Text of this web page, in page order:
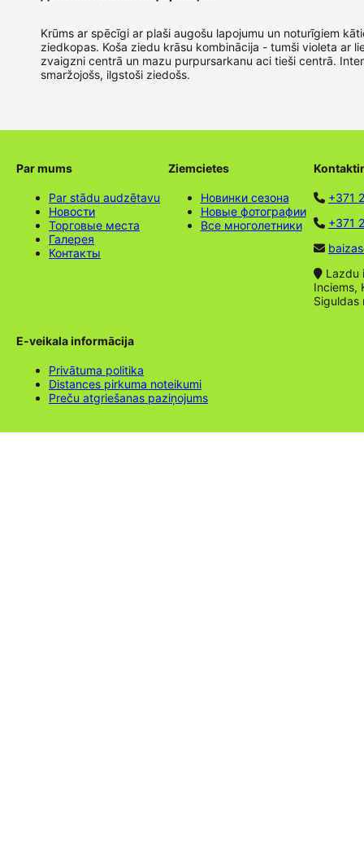
Krūms ar spēcīgi ar plaši augošu lapojumu un noturīgiem
ziedkopas. Koša ziedu krāsu kombinācija - tumši violeta ar
zvaigzni centrā un mazu purpursarkanu aci tieši centrā.
smaržojošs, ilgstoši ziedošs.
Par mums
Par stādu audzētavu
Новости
Торговые места
Галерея
Контакты
Ziemcietes
Новинки сезона
Новые фотографии
Все многолетники
+371
+371
Lazdu
Inciems,
Siguldas
E-veikala informācija
Privātuma politika
Distances pirkuma noteikumi
Preču atgriešanas paziņojums